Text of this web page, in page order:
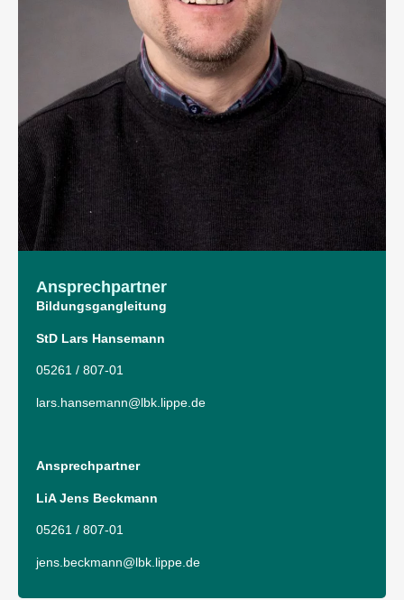
Ansprech­partner
Bildungsgangleitung
StD Lars Hansemann
05261 / 807-01
lars.hansemann@lbk.lippe.de
Ansprechpartner
LiA Jens Beckmann
05261 / 807-01
jens.beckmann@lbk.lippe.de